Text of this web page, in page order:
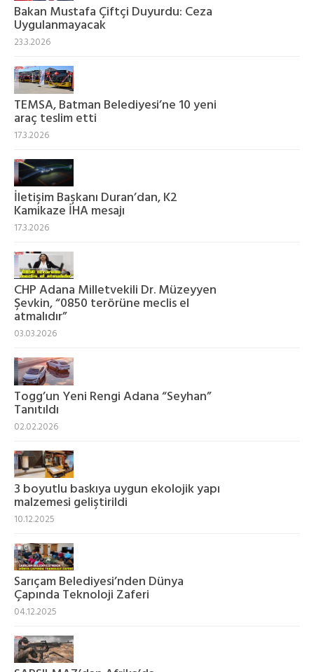
Bakan Mustafa Çiftçi Duyurdu: Ceza
Uygulanmayacak
23.3.2026
TEMSA, Batman Belediyesi’ne 10 yeni
araç teslim etti
17.3.2026
İletişim Başkanı Duran’dan, K2
Kamikaze İHA mesajı
17.3.2026
CHP Adana Milletvekili Dr. Müzeyyen
Şevkin, “0850 terörüne meclis el
atmalıdır”
03.03.2026
Togg’un Yeni Rengi Adana “Seyhan”
Tanıtıldı
02.02.2026
3 boyutlu baskıya uygun ekolojik yapı
malzemesi geliştirildi
10.12.2025
Sarıçam Belediyesi’nden Dünya
Çapında Teknoloji Zaferi
04.12.2025